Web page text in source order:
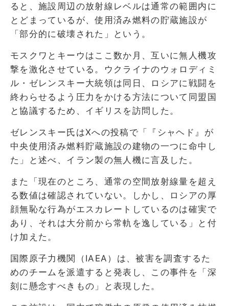
ると、施設周辺の放射線レベルは通常の範囲内に
とどまっているが、使用済み燃料の貯蔵施設が
「部分的に破壊された」という。
モスクワとキーウはここ数か月、互いに無人機攻
撃を激化させている。ウクライナのウォロディミ
ル・ゼレンスキー大統領は同日、ロシアに戦闘を
終わらせるよう圧力をかける方法について同盟国
と協議するため、イギリスを訪問した。
ゼレンスキー氏はXへの投稿で「『シャヘド』が
中央使用済み燃料貯蔵施設の建物の一つに命中し
た」と述べ、イラン製の無人機に言及した。
また「現在のところ、通常の空間放射線量を超え
る数値は確認されていない。しかし、ロシアの厚
顔無恥な行為がエスカレートしているのは確実で
あり、それは大分前から常軌を逸している」と付
け加えた。
国際原子力機関（IAEA）は、被害を調査するた
めのチームを派遣すると発表し、この事件を「深
刻に懸念すべきもの」と表現した。